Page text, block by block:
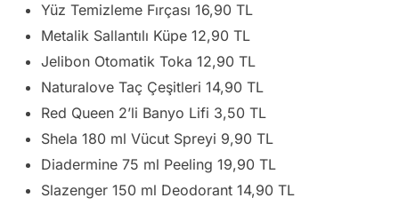
Yüz Temizleme Fırçası 16,90 TL
Metalik Sallantılı Küpe 12,90 TL
Jelibon Otomatik Toka 12,90 TL
Naturalove Taç Çeşitleri 14,90 TL
Red Queen 2’li Banyo Lifi 3,50 TL
Shela 180 ml Vücut Spreyi 9,90 TL
Diadermine 75 ml Peeling 19,90 TL
Slazenger 150 ml Deodorant 14,90 TL